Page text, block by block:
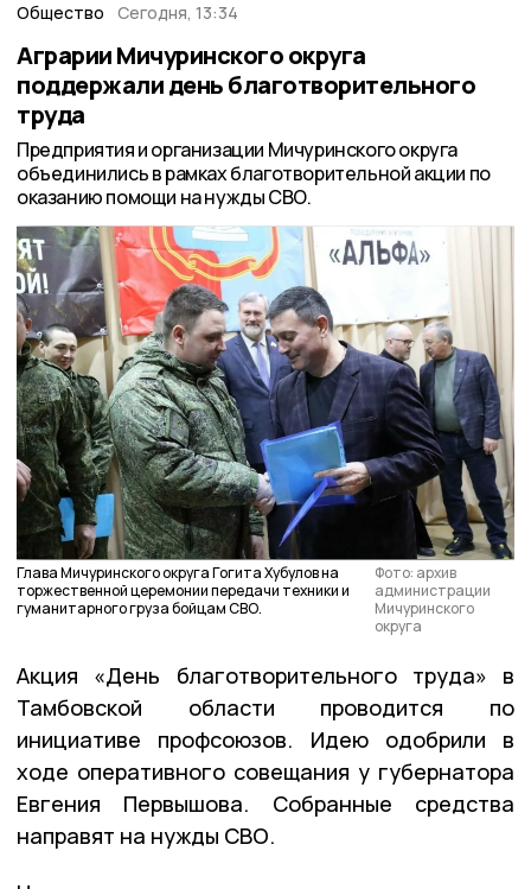
Общество Сегодня, 13:34
Аграрии Мичуринского округа
поддержали день благотворительного
труда
Предприятия и организации Мичуринского округа
объединились в рамках благотворительной акции по
оказанию помощи на нужды СВО.
Глава Мичуринского округа Гогита Хубулов на
торжественной церемонии передачи техники и
гуманитарного груза бойцам СВО.
Фото: архив
администрации
Мичуринского
округа
Акция «День благотворительного труда» в
Тамбовской области проводится по
инициативе профсоюзов. Идею одобрили в
ходе оперативного совещания у губернатора
Евгения Первышова. Собранные средства
направят на нужды СВО.